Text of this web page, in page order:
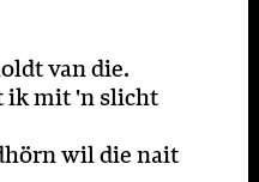
van die.
ik mit 'n slicht
wil die nait